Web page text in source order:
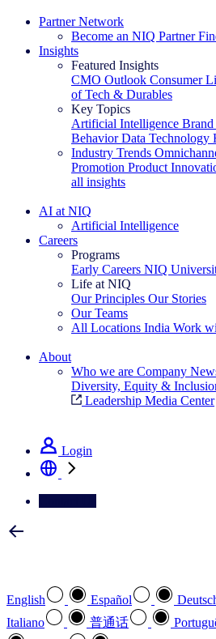
Partner Network
Become an NIQ Partner
Insights
Featured Insights
CMO Outlook Consumer
of Tech & Durables
Key Topics
Artificial Intelligence Brand
Behavior Data Technology
Industry Trends
Promotion Product
all insights
AI at NIQ
Artificial Intelligence
Careers
Programs
Early Careers NIQ
Life at NIQ
Our Principles Our Stories
Our Teams
All Locations India Work
About
Who we are Company
Diversity, Equity &
Leadership Media Center
Login
English Español
Italiano
普通话